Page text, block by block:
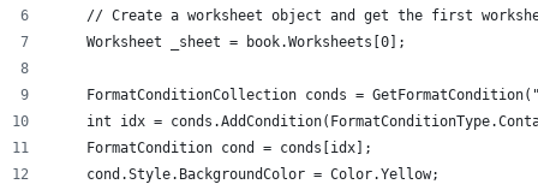
// Create a worksheet object and get the first
    Worksheet _sheet = book.Worksheets[0];
FormatConditionCollection conds =
int idx =
    FormatCondition cond = conds[idx];
    cond.Style.BackgroundColor = Color.Yellow;